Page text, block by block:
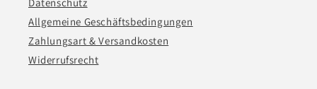
Allgemeine Geschäftsbedingungen
Zahlungsart & Versandkosten
Widerrufsrecht